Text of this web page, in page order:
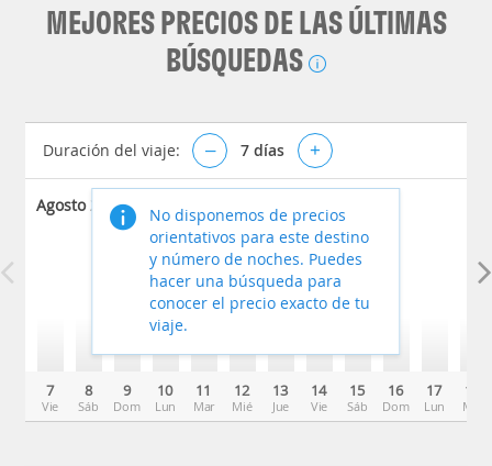
MEJORES PRECIOS DE LAS ÚLTIMAS
BÚSQUEDAS
Duración del viaje: – 7 días +
Agosto 2026
7
Vie
8
Sáb
9
Dom
10
Lun
11
Mar
12
Mié
13
Jue
14
Vie
15
Sáb
16
Dom
17
Lun
18
Mar
No disponemos de precios
orientativos para este destino
y número de noches. Puedes
hacer una búsqueda para
conocer el precio exacto de tu
viaje.